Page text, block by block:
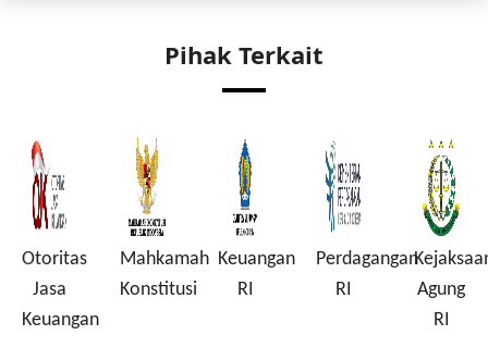
Pihak Terkait
Otoritas
Jasa
Keuangan
Mahkamah
Konstitusi
Keuangan
RI
Perdagangan
RI
Agung
RI